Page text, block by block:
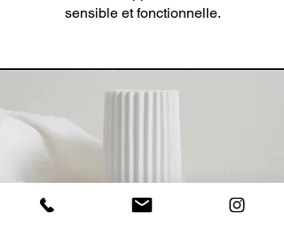
sensible et fonctionnelle.